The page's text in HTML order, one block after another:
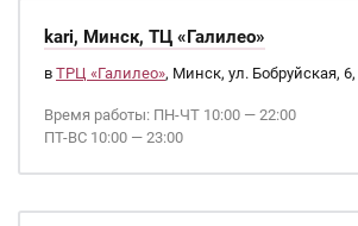
kari, Минск, ТЦ «Галилео»
в ТРЦ «Галилео», Минск, ул. Бобруйская,
Время работы: ПН-ЧТ 10:00 — 22:00
ПТ-ВС 10:00 — 23:00